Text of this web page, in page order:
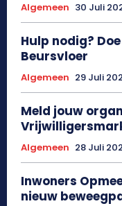
Algemeen 30 Juli
Hulp nodig?
Beursvloer
Algemeen 29 Juli
Meld jouw
Algemeen 28 Juli
Inwoners
nieuw